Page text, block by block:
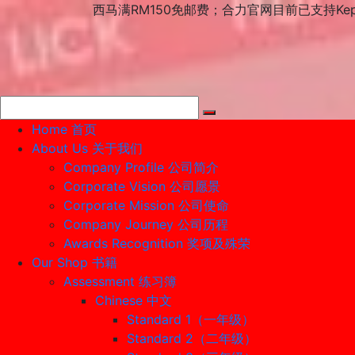
西马满RM150免邮费；合力官网目前已支持
Home 首页
About Us 关于我们
Company Profile 公司简介
Corporate Vision 公司愿景
Corporate Mission 公司使命
Company Journey 公司历程
Awards Recognition 奖项及殊荣
Our Shop 书籍
Assessment 练习簿
Chinese 中文
Standard 1（一年级）
Standard 2（二年级）